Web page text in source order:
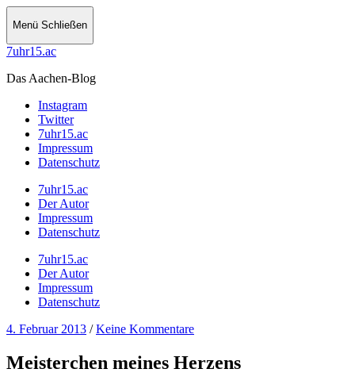
Menü Schließen
7uhr15.ac
Das Aachen-Blog
Instagram
Twitter
7uhr15.ac
Impressum
Datenschutz
7uhr15.ac
Der Autor
Impressum
Datenschutz
7uhr15.ac
Der Autor
Impressum
Datenschutz
4. Februar 2013 / Keine Kommentare
Meisterchen meines Herzens